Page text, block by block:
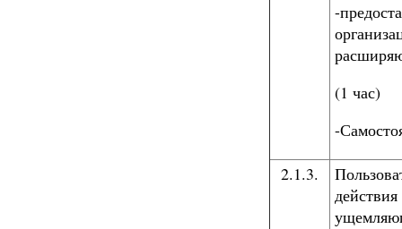
-
(1 час)
-
2.1.3.